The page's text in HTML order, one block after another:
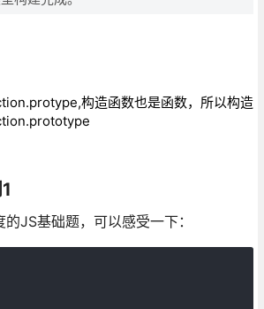
构造函数也是函数，所以构造
JS基础题，可以感受一下：